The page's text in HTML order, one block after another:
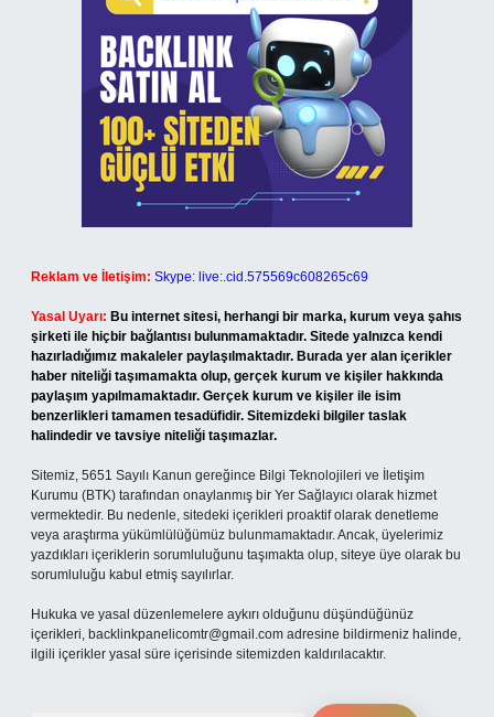
Reklam ve İletişim: Skype: live:.cid.575569c608265c69
Yasal Uyarı: Bu internet sitesi, herhangi bir marka, kurum veya şahıs
şirketi ile hiçbir bağlantısı bulunmamaktadır. Sitede yalnızca kendi
hazırladığımız makaleler paylaşılmaktadır. Burada yer alan içerikler
haber niteliği taşımamakta olup, gerçek kurum ve kişiler hakkında
paylaşım yapılmamaktadır. Gerçek kurum ve kişiler ile isim
benzerlikleri tamamen tesadüfidir. Sitemizdeki bilgiler taslak
halindedir ve tavsiye niteliği taşımazlar.
Sitemiz, 5651 Sayılı Kanun gereğince Bilgi Teknolojileri ve İletişim
Kurumu (BTK) tarafından onaylanmış bir Yer Sağlayıcı olarak hizmet
vermektedir. Bu nedenle, sitedeki içerikleri proaktif olarak denetleme
veya araştırma yükümlülüğümüz bulunmamaktadır. Ancak, üyelerimiz
yazdıkları içeriklerin sorumluluğunu taşımakta olup, siteye üye olarak bu
sorumluluğu kabul etmiş sayılırlar.
Hukuka ve yasal düzenlemelere aykırı olduğunu düşündüğünüz
içerikleri, backlinkpanelicomtr@gmail.com adresine bildirmeniz halinde,
ilgili içerikler yasal süre içerisinde sitemizden kaldırılacaktır.